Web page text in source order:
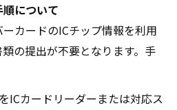
について
カードのICチップ情報を利用
の提出が不要となります。手
ICカードリーダーまたは対応ス